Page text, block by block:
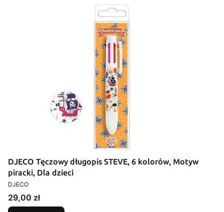
DJECO Tęczowy długopis STEVE, 6 kolorów, Motyw
piracki, Dla dzieci
PRODUCENT
DJECO
Cena
29,00 zł